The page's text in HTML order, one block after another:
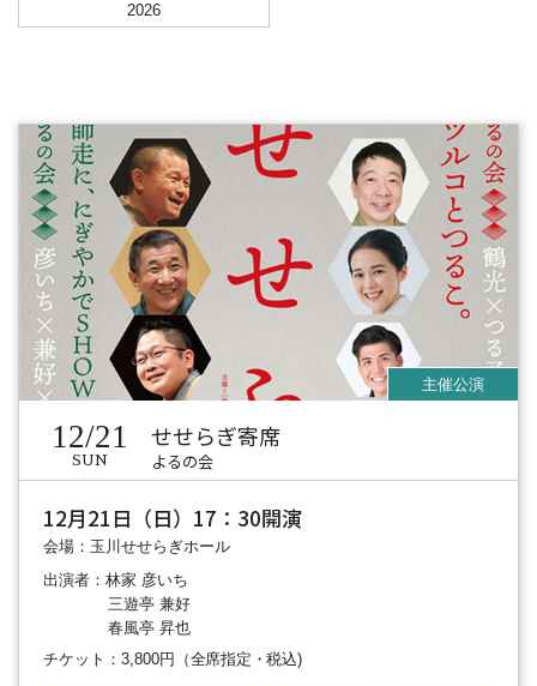
2026
12/21
SUN
せせらぎ寄席
よるの会
12月21日（日）17：30開演
会場：玉川せせらぎホール
出演者：林家 彦いち
三遊亭 兼好
春風亭 昇也
チケット：3,800円 （全席指定・税込)